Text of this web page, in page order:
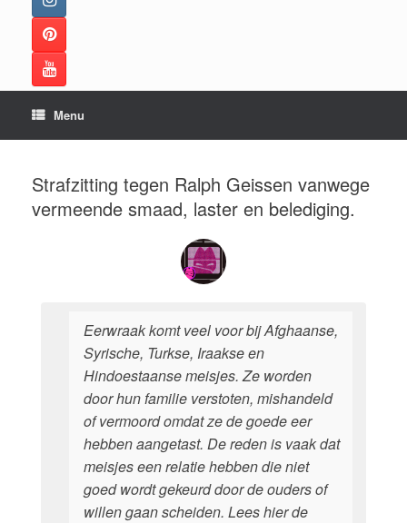
Menu
Strafzitting tegen Ralph Geissen vanwege
vermeende smaad, laster en belediging.
Eerwraak komt veel voor bij Afghaanse,
Syrische, Turkse, Iraakse en
Hindoestaanse meisjes. Ze worden
door hun familie verstoten, mishandeld
of vermoord omdat ze de goede eer
hebben aangetast. De reden is vaak dat
meisjes een relatie hebben die niet
goed wordt gekeurd door de ouders of
willen gaan scheiden. Lees hier de